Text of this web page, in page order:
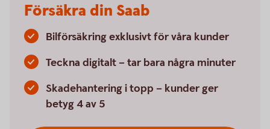
Försäkra din Saab
Bilförsäkring exklusivt för våra kunder
Teckna digitalt – tar bara några minuter
Skadehantering i topp – kunder ger
betyg 4 av 5